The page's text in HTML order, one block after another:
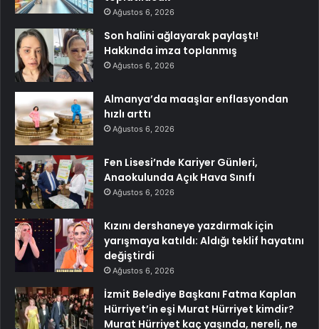
Ağustos 6, 2026
Son halini ağlayarak paylaştı!
Hakkında imza toplanmış
Ağustos 6, 2026
Almanya’da maaşlar enflasyondan
hızlı arttı
Ağustos 6, 2026
Fen Lisesi’nde Kariyer Günleri,
Anaokulunda Açık Hava Sınıfı
Ağustos 6, 2026
Kızını dershaneye yazdırmak için
yarışmaya katıldı: Aldığı teklif hayatını
değiştirdi
Ağustos 6, 2026
İzmit Belediye Başkanı Fatma Kaplan
Hürriyet’in eşi Murat Hürriyet kimdir?
Murat Hürriyet kaç yaşında, nereli, ne